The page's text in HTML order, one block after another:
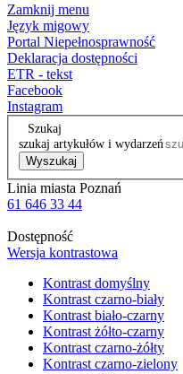
Zamknij menu
Język migowy
Portal Niepełnosprawność
Deklaracja dostępności
ETR - tekst
Facebook
Instagram
Szukaj
szukaj artykułów i wydarzeń
Wyszukaj
Linia miasta Poznań
61 646 33 44
Dostępność
Wersja kontrastowa
Kontrast domyślny
Kontrast czarno-biały
Kontrast biało-czarny
Kontrast żółto-czarny
Kontrast czarno-żółty
Kontrast czarno-zielony